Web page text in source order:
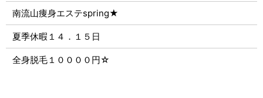
南流山痩身エステspring★
夏季休暇１４．１５日
全身脱毛１００００円☆